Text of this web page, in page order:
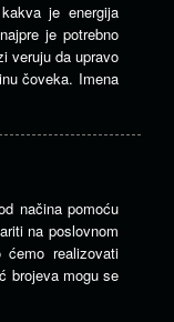
je energija
je potrebno
veruju da upravo
čoveka. Imena
načina pomoću
na poslovnom
realizovati
brojeva mogu se